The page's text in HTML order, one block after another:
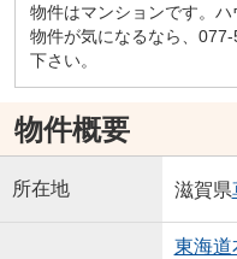
物件はマンションです。
物件が気になるなら、
下さい。
物件概要
所在地 滋賀県
東海道